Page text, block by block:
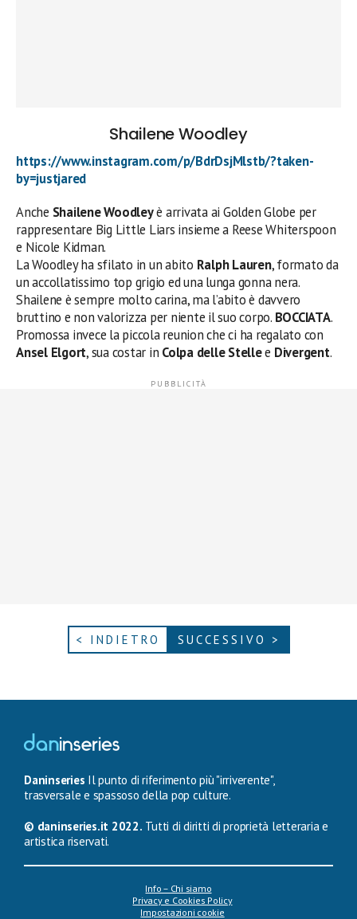
Shailene Woodley
https://www.instagram.com/p/BdrDsjMlstb/?taken-
by=justjared
Anche Shailene Woodleyè arrivata ai Golden Globe per
rappresentare Big Little Liars insieme a Reese Whiterspoon
e Nicole Kidman.
La Woodley ha sfilato in un abito Ralph Lauren, formato da
un accollatissimo top grigio ed una lunga gonna nera.
Shailene è sempre molto carina, ma l’abito è davvero
bruttino e non valorizza per niente il suo corpo. BOCCIATA.
Promossa invece la piccola reunion che ci ha regalato con
Ansel Elgort, sua costar in Colpa delle Stellee Divergent.
< INDIETRO SUCCESSIVO >
Daninseries Il punto di riferimento più "irriverente",
trasversale e spassoso della pop culture.
© daninseries.it 2022. Tutti di diritti di proprietà letteraria e
artistica riservati.
Info – Chi siamo
Privacy e Cookies Policy
Impostazioni cookie